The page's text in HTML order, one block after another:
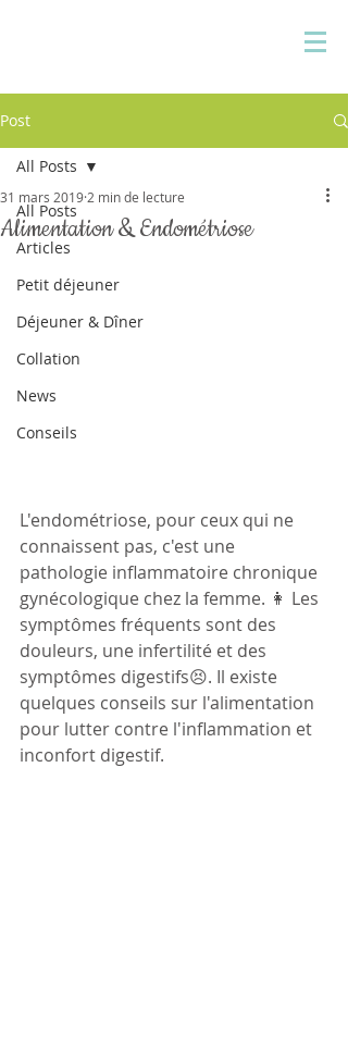
Post
All Posts
Articles
Petit déjeuner
Déjeuner & Dîner
Collation
News
Conseils
All Posts
Alimentation & Endométriose
31 mars 2019 2 min de lecture
L'endométriose, pour ceux qui ne
connaissent pas, c'est une
pathologie inflammatoire chronique
gynécologique chez la femme. 👩 Les
symptômes fréquents sont des
douleurs, une infertilité et des
symptômes digestifs😣. Il existe
quelques conseils sur l'alimentation
pour lutter contre l'inflammation et
inconfort digestif.